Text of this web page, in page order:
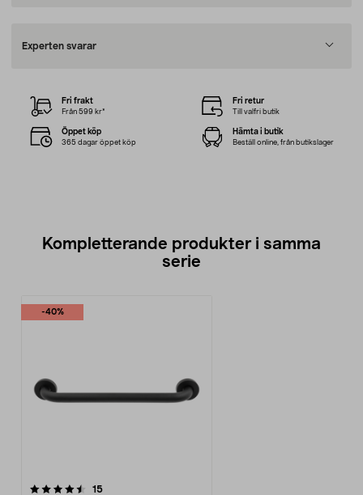
Experten svarar
Fri frakt
Från 599 kr*
Fri retur
Till valfri butik
Öppet köp
365 dagar öppet köp
Hämta i butik
Beställ online, från butikslager
Kompletterande produkter i samma
serie
-40%
15recensioner